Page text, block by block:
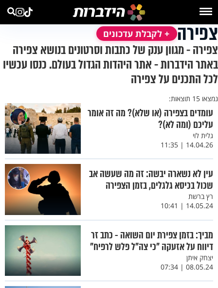
צפירה + לקבלת עדכונים
צפירה - מגוון ענק של כתבות וסרטונים בנושא צפירה
באתר הידברות - אתר היהדות הגדול בעולם. כנסו עכשיו
לכל התכנים על צפירה
נמצאו 15 תוצאות:
עומדים בצפירה (או שלא)? מה זה אומר
עליכם (ומה לא)?
גלית לוי
14.04.26 | 11:35
עין לא נשארה יבשה: זה מה שעשה אב
שכול בכיסא גלגלים, בזמן הצפירה
רץ ברשת
14.05.24 | 10:41
מביך: בזמן צפירת יום השואה - כתב זר
דיווח על אזעקה "כי צה"ל פלש לרפיח"
יצחק איתן
08.05.24 | 07:34